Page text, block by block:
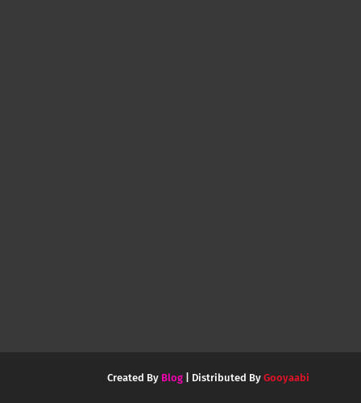
Created By Blog | Distributed By Gooyaabi